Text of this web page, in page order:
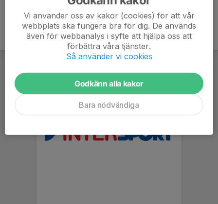
Vi använder oss av kakor (cookies) för att vår
webbplats ska fungera bra för dig. De används
även för webbanalys i syfte att hjälpa oss att
förbättra våra tjänster.
Så använder vi cookies
Godkänn alla kakor
Bara nödvändiga